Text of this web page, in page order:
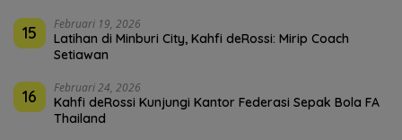
15 Februari 19, 2026
Latihan di Minburi City, Kahfi deRossi: Mirip Coach
Setiawan
16 Februari 24, 2026
Kahfi deRossi Kunjungi Kantor Federasi Sepak Bola FA
Thailand